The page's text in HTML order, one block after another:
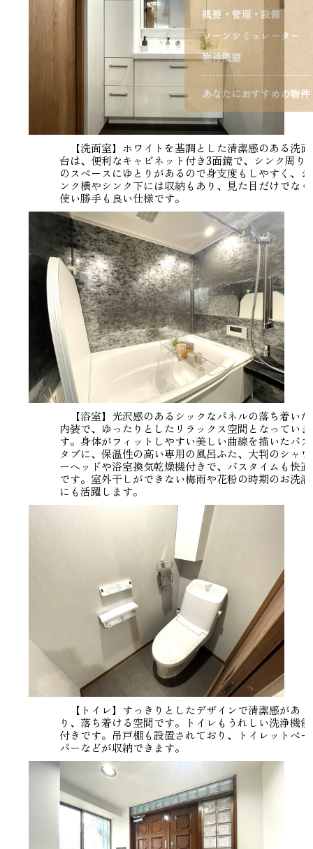
概要・管理・設備
ローンシミュレーター
物件概要
あなたにおすすめの物件
【洗面室】ホワイトを基調とした清潔感のある洗面
台は、便利なキャビネット付き3面鏡で、シンク周り
のスペースにゆとりがあるので身支度もしやすく、シ
ンク横やシンク下には収納もあり、見た目だけでなく
使い勝手も良い仕様です。
【浴室】光沢感のあるシックなパネルの落ち着いた
内装で、ゆったりとしたリラックス空間となっていま
す。身体がフィットしやすい美しい曲線を描いたバス
タブに、保温性の高い専用の風呂ふた、大判のシャワ
ーヘッドや浴室換気乾燥機付きで、バスタイムも快適
です。室外干しができない梅雨や花粉の時期のお洗濯
にも活躍します。
【トイレ】すっきりとしたデザインで清潔感があ
り、落ち着ける空間です。トイレもうれしい洗浄機能
付きです。吊戸棚も設置されており、トイレットペー
パーなどが収納できます。